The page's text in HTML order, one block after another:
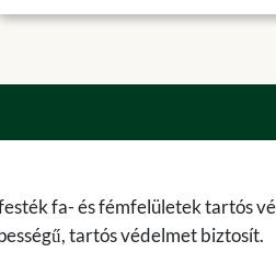
fa- és fémfelületek tartós
tartós védelmet biztosít.